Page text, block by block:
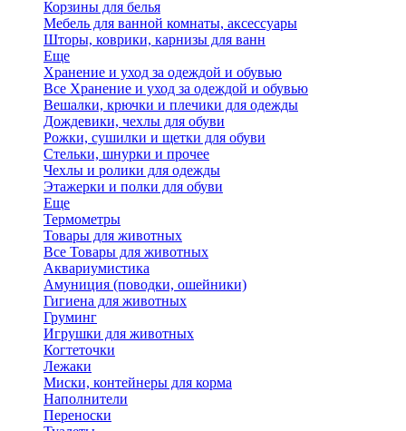
Корзины для белья
Мебель для ванной комнаты, аксессуары
Шторы, коврики, карнизы для ванн
Еще
Хранение и уход за одеждой и обувью
Все Хранение и уход за одеждой и обувью
Вешалки, крючки и плечики для одежды
Дождевики, чехлы для обуви
Рожки, сушилки и щетки для обуви
Стельки, шнурки и прочее
Чехлы и ролики для одежды
Этажерки и полки для обуви
Еще
Термометры
Товары для животных
Все Товары для животных
Аквариумистика
Амуниция (поводки, ошейники)
Гигиена для животных
Груминг
Игрушки для животных
Когтеточки
Лежаки
Миски, контейнеры для корма
Наполнители
Переноски